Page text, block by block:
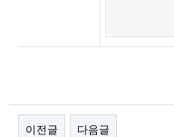
이전글 다음글